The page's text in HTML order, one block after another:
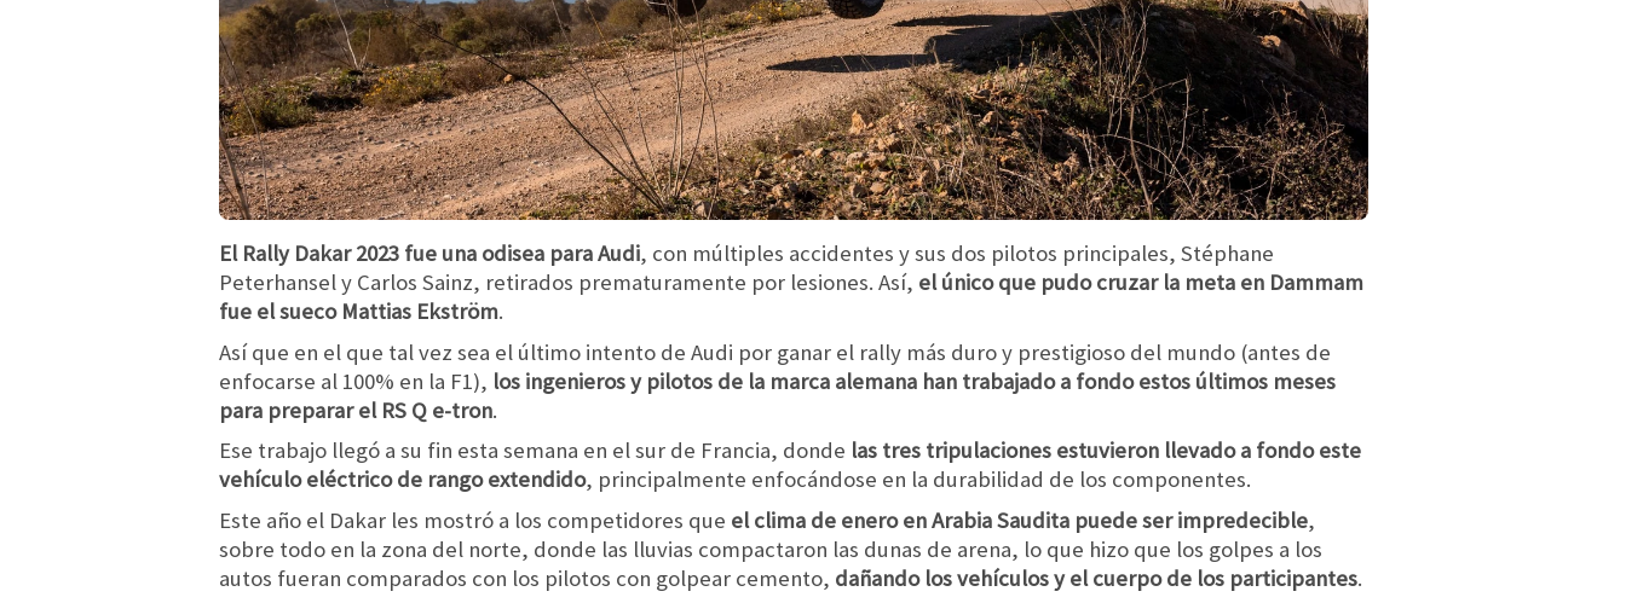
El Rally Dakar 2023 fue una odisea para Audi, con múltiples accidentes y sus dos pilotos principales, Stéphane
Peterhansel y Carlos Sainz, retirados prematuramente por lesiones. Así, el único que pudo cruzar la meta en Dammam
fue el sueco Mattias Ekström.
Así que en el que tal vez sea el último intento de Audi por ganar el rally más duro y prestigioso del mundo (antes de
enfocarse al 100% en la F1), los ingenieros y pilotos de la marca alemana han trabajado a fondo estos últimos meses
para preparar el RS Q e-tron.
Ese trabajo llegó a su fin esta semana en el sur de Francia, donde las tres tripulaciones estuvieron llevado a fondo este
vehículo eléctrico de rango extendido, principalmente enfocándose en la durabilidad de los componentes.
Este año el Dakar les mostró a los competidores que el clima de enero en Arabia Saudita puede ser impredecible,
sobre todo en la zona del norte, donde las lluvias compactaron las dunas de arena, lo que hizo que los golpes a los
autos fueran comparados con los pilotos con golpear cemento, dañando los vehículos y el cuerpo de los participantes.